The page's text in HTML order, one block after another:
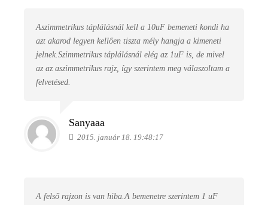
Aszimmetrikus táplálásnál kell a 10uF bemeneti kondi ha
azt akarod legyen kellően tiszta mély hangja a kimeneti
jelnek.Szimmetrikus táplálásnál elég az 1uF is, de mivel
az az aszimmetrikus rajz, így szerintem meg válaszoltam a
felvetésed.
Sanyaaa
2015. január 18. 19:48:17
A felső rajzon is van hiba.A bemenetre szerintem 1 uF